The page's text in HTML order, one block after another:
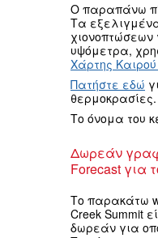
Ο παραπάνω
Τα
χιονοπτώσεων
υψόμετρα,
Χάρτης
Πατήστε εδώ
θερμοκρασίες.
Το όνομα του
Δωρεάν
Forecast για
Το παρακάτω
Creek Summit
δωρεάν για